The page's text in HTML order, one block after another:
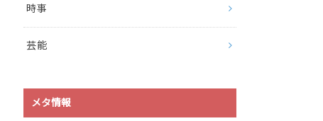
時事
芸能
メタ情報